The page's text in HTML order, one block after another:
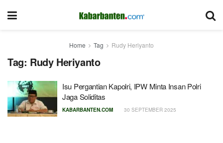
Home Tag Rudy Heriyanto
Tag: Rudy Heriyanto
Isu Pergantian Kapolri, IPW Minta Insan Polri
Jaga Soliditas
KABARBANTEN.COM 30 SEPTEMBER 2025